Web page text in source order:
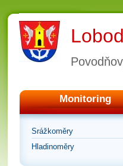
Monitoring
Srážkoměry
Hladinoměry